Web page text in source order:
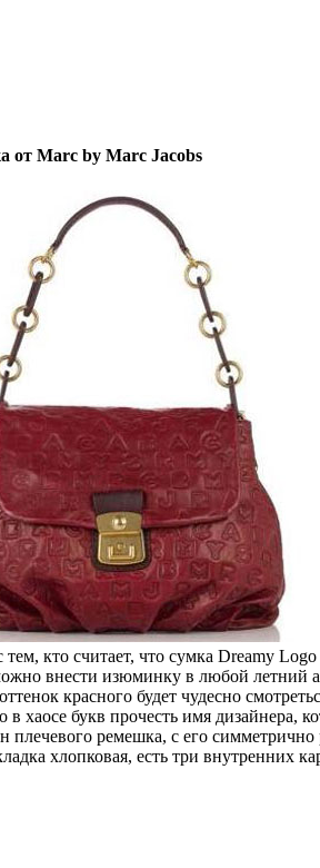
от Marc by Marc Jacobs
тем, кто считает, что сумка Dreamy
внести изюминку в любой летний
красного будет чудесно
хаосе букв прочесть имя дизайнера,
плечевого ремешка, с его
хлопковая, есть три внутренних